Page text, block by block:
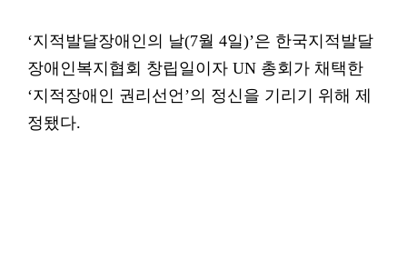
‘지적발달장애인의 날(7월 4일)’은 한국지적발달
장애인복지협회 창립일이자 UN 총회가 채택한
‘지적장애인 권리선언’의 정신을 기리기 위해 제
정됐다.